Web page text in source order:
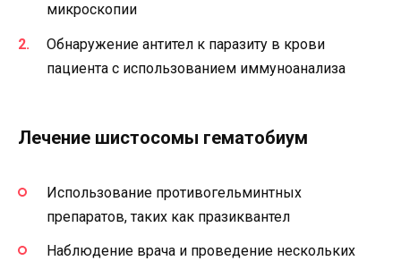
микроскопии
Обнаружение антител к паразиту в крови
пациента с использованием иммуноанализа
Лечение шистосомы гематобиум
Использование противогельминтных
препаратов, таких как празиквантел
Наблюдение врача и проведение нескольких